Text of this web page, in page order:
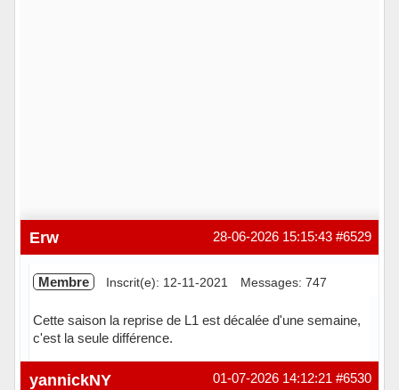
#6529
28-06-2026 15:15:43
Erw
Membre Inscrit(e): 12-11-2021 Messages: 747
Cette saison la reprise de L1 est décalée d'une semaine,
c'est la seule différence.
Hors ligne #6530
01-07-2026 14:12:21
yannickNY